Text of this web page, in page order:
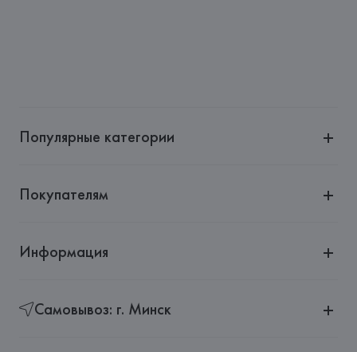
Популярные категории
Покупателям
Информация
Самовывоз: г. Минск